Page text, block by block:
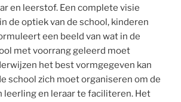
en leerstof. Een complete visie
de optiek van de school, kinderen
een beeld van wat in de
met voorrang geleerd moet
het best vormgegeven kan
school zich moet organiseren om de
leerling en leraar te faciliteren. Het